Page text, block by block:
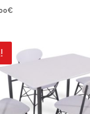
€El
289,00€.